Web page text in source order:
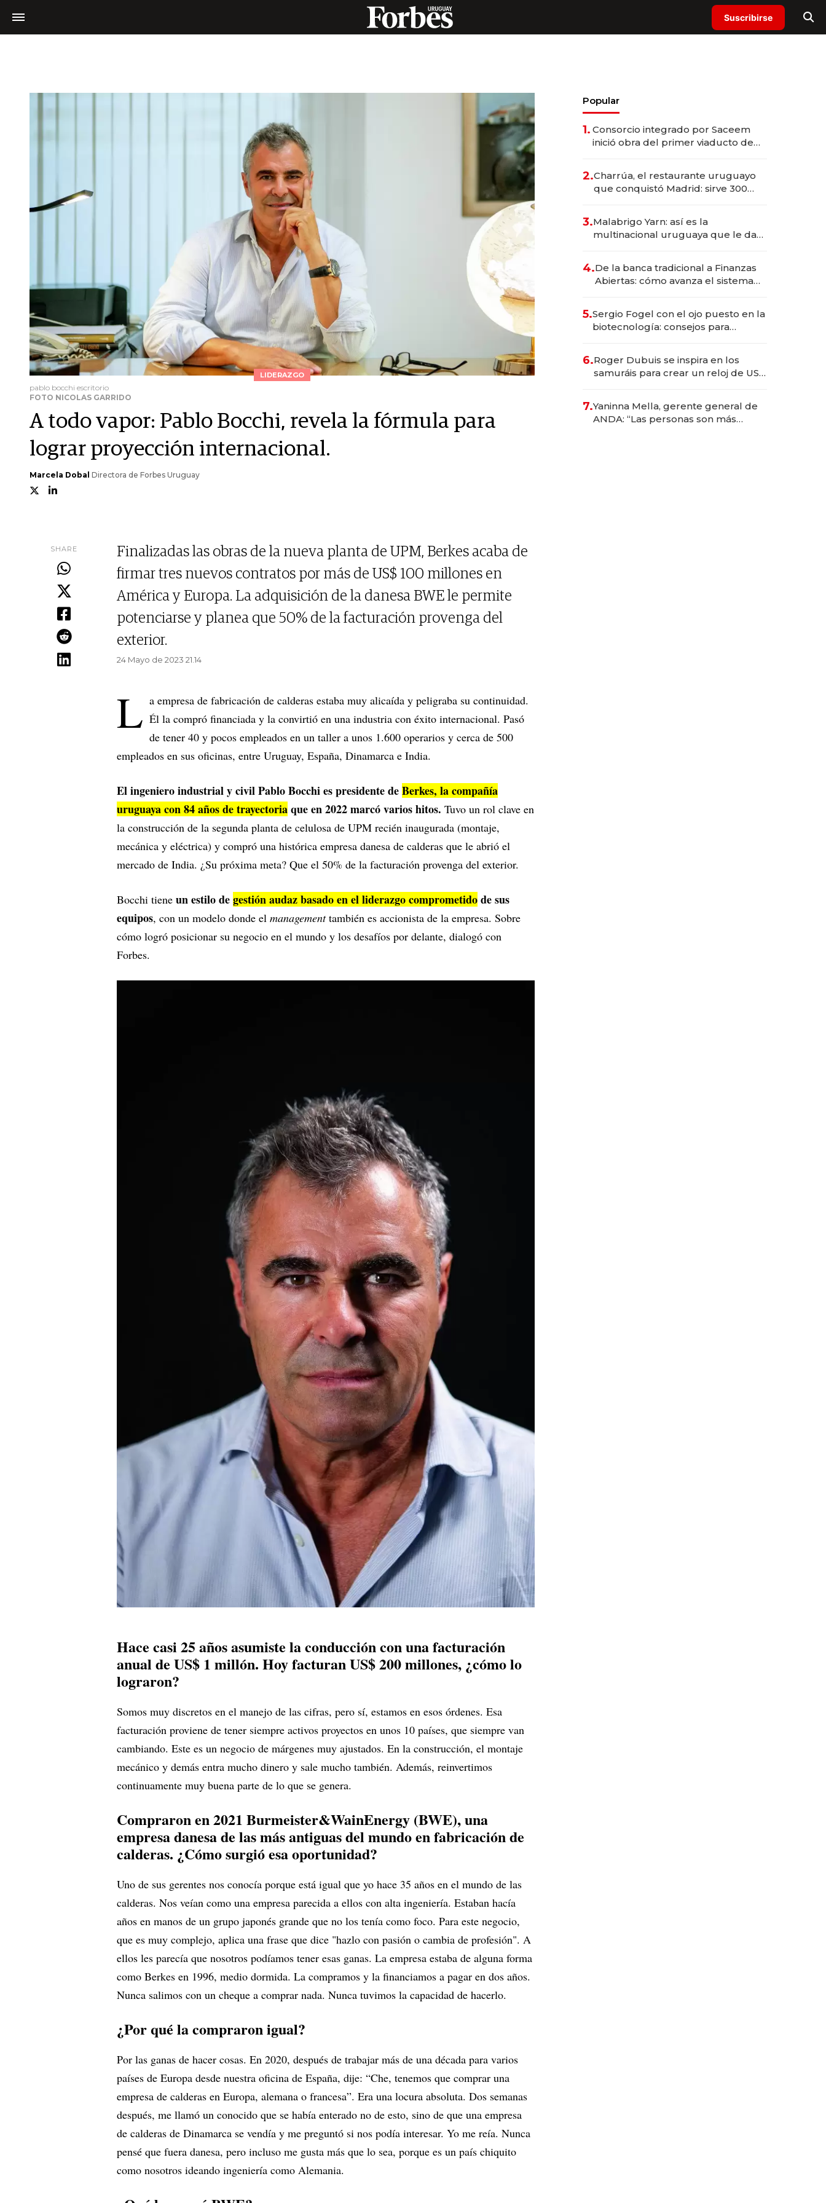
Suscribirse
LIDERAZGO
pablo bocchi escritorio
FOTO NICOLAS GARRIDO
A todo vapor: Pablo Bocchi, revela la fórmula para
lograr proyección internacional.
Marcela Dobal Directora de Forbes Uruguay
SHARE
Finalizadas las obras de la nueva planta de UPM, Berkes acaba de
firmar tres nuevos contratos por más de US$ 100 millones en
América y Europa. La adquisición de la danesa BWE le permite
potenciarse y planea que 50% de la facturación provenga del
exterior.
24 Mayo de 2023 21.14
L a empresa de fabricación de calderas estaba muy alicaída y peligraba su continuidad.
Él la compró financiada y la convirtió en una industria con éxito internacional. Pasó
de tener 40 y pocos empleados en un taller a unos 1.600 operarios y cerca de 500
empleados en sus oficinas, entre Uruguay, España, Dinamarca e India.
El ingeniero industrial y civil Pablo Bocchi es presidente deBerkes, la compañía
uruguaya con 84 años de trayectoriaque en 2022 marcó varios hitos. Tuvo un rol clave en
la construcción de la segunda planta de celulosa de UPM recién inaugurada (montaje,
mecánica y eléctrica) y compró una histórica empresa danesa de calderas que le abrió el
mercado de India. ¿Su próxima meta? Que el 50% de la facturación provenga del exterior.
Bocchi tiene un estilo degestión audaz basado en el liderazgo comprometidode sus
equipos, con un modelo donde el managementtambién es accionista de la empresa. Sobre
cómo logró posicionar su negocio en el mundo y los desafíos por delante, dialogó con
Forbes.
Hace casi 25 años asumiste la conducción con una facturación
anual de US$ 1 millón. Hoy facturan US$ 200 millones, ¿cómo lo
lograron?
Somos muy discretos en el manejo de las cifras, pero sí, estamos en esos órdenes. Esa
facturación proviene de tener siempre activos proyectos en unos 10 países, que siempre van
cambiando. Este es un negocio de márgenes muy ajustados. En la construcción, el montaje
mecánico y demás entra mucho dinero y sale mucho también. Además, reinvertimos
continuamente muy buena parte de lo que se genera.
Compraron en 2021 Burmeister&WainEnergy (BWE), una
empresa danesa de las más antiguas del mundo en fabricación de
calderas. ¿Cómo surgió esa oportunidad?
Uno de sus gerentes nos conocía porque está igual que yo hace 35 años en el mundo de las
calderas. Nos veían como una empresa parecida a ellos con alta ingeniería. Estaban hacía
años en manos de un grupo japonés grande que no los tenía como foco. Para este negocio,
que es muy complejo, aplica una frase que dice "hazlo con pasión o cambia de profesión". A
ellos les parecía que nosotros podíamos tener esas ganas. La empresa estaba de alguna forma
como Berkes en 1996, medio dormida. La compramos y la financiamos a pagar en dos años.
Nunca salimos con un cheque a comprar nada. Nunca tuvimos la capacidad de hacerlo.
¿Por qué la compraron igual?
Por las ganas de hacer cosas. En 2020, después de trabajar más de una década para varios
países de Europa desde nuestra oficina de España, dije: “Che, tenemos que comprar una
empresa de calderas en Europa, alemana o francesa”. Era una locura absoluta. Dos semanas
después, me llamó un conocido que se había enterado no de esto, sino de que una empresa
de calderas de Dinamarca se vendía y me preguntó si nos podía interesar. Yo me reía. Nunca
pensé que fuera danesa, pero incluso me gusta más que lo sea, porque es un país chiquito
como nosotros ideando ingeniería como Alemania.
Popular
1. Consorcio integrado por Saceem
inició obra del primer viaducto de
millones
2.Charrúa, el restaurante uruguayo
que conquistó Madrid: sirve 300
prepara apertura
3.Malabrigo Yarn: así es la
multinacional uruguaya que le da
4.De la banca tradicional a Finanzas
Abiertas: cómo avanza el sistema
5.Sergio Fogel con el ojo puesto en la
biotecnología: consejos para
6.Roger Dubuis se inspira en los
samuráis para crear un reloj de US$
7.Yaninna Mella, gerente general de
ANDA: “Las personas son más